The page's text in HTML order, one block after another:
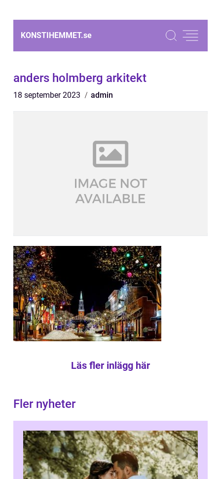
KONSTIHEMMET.se
anders holmberg arkitekt
18 september 2023 admin
Läs fler inlägg här
Fler nyheter